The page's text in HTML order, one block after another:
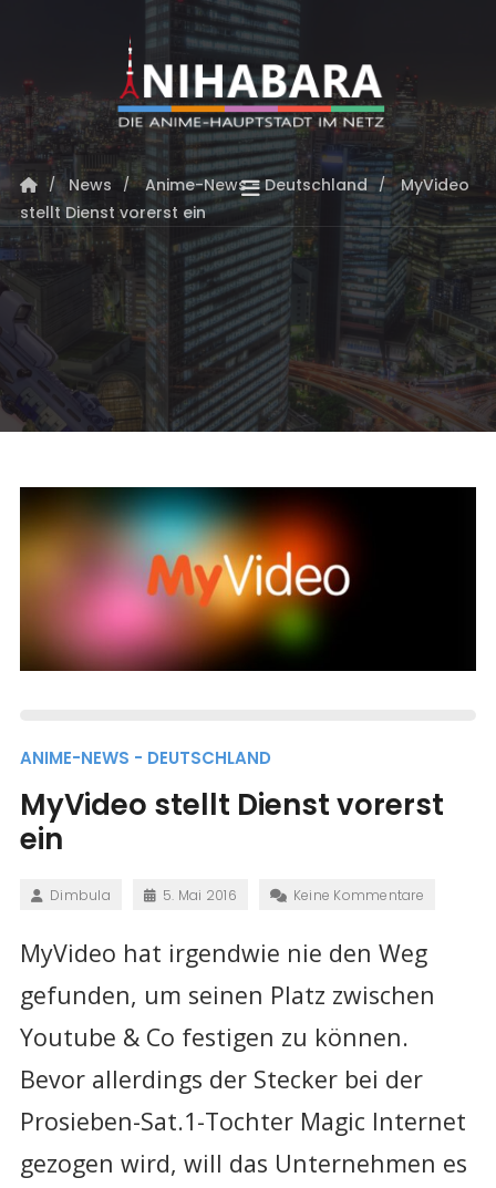
News Anime-News - Deutschland
MyVideo
stellt Dienst vorerst ein
ANIME-NEWS - DEUTSCHLAND
MyVideo stellt Dienst vorerst
ein
Dimbula 5. Mai 2016 Keine Kommentare
MyVideo hat irgendwie nie den Weg
gefunden, um seinen Platz zwischen
Youtube & Co festigen zu können.
Bevor allerdings der Stecker bei der
Prosieben-Sat.1-Tochter Magic Internet
gezogen wird, will das Unternehmen es